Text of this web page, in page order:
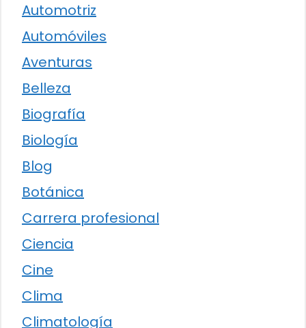
Automotriz
Automóviles
Aventuras
Belleza
Biografía
Biología
Blog
Botánica
Carrera profesional
Ciencia
Cine
Clima
Climatología